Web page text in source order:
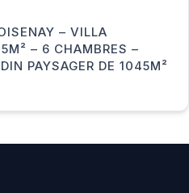
– 6 CHAMBRES –
PAYSAGER DE 1045M²